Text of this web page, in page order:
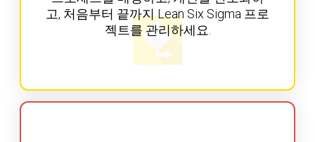
고, 처음부터 끝까지 Lean Six Sigma 프로
젝트를 관리하세요.